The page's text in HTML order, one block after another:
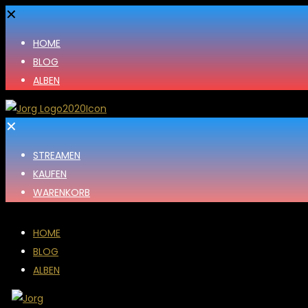
✕
HOME
BLOG
ALBEN
✕
STREAMEN
KAUFEN
WARENKORB
HOME
BLOG
ALBEN